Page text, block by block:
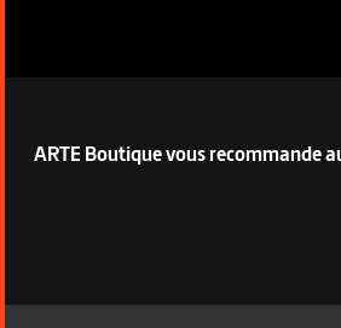
ARTE Boutique vous recommande